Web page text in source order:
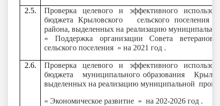
2.5.
Проверка целевого и эффективного
бюджета Крыловского сельского поселения
района, выделенных на реализацию
« Поддержка организации Совета ветеранов
сельского поселения » на 2021 год .
2.6.
Проверка целевого и эффективного
бюджета муниципального образования
выделенных на реализацию муниципальной
« Экономическое развитие » на 202-2026 год .